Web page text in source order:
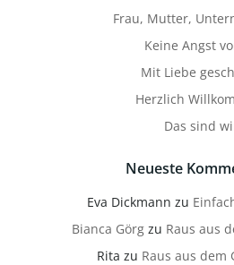
Frau, Mutter,
Keine Angst
Mit Liebe
Herzlich
Das sind
Neueste
Eva Dickmann zu
Bianca Görg zu Raus aus
Rita zu Raus aus dem